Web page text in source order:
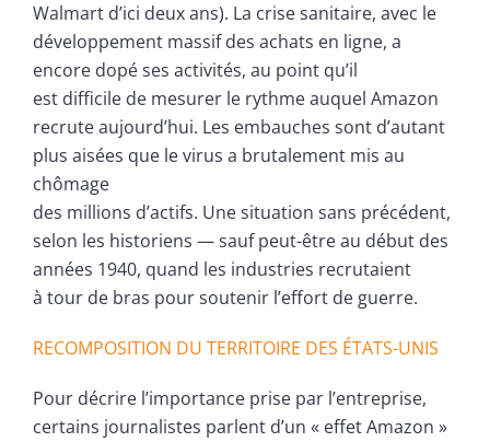
Walmart d’ici deux ans). La crise sanitaire, avec le
développement massif des achats en ligne, a
encore dopé ses activités, au point qu’il
est difficile de mesurer le rythme auquel Amazon
recrute aujourd’hui. Les embauches sont d’autant
plus aisées que le virus a brutalement mis au
chômage
des millions d’actifs. Une situation sans précédent,
selon les historiens — sauf peut-être au début des
années 1940, quand les industries recrutaient
à tour de bras pour soutenir l’effort de guerre.
RECOMPOSITION DU TERRITOIRE DES ÉTATS-UNIS
Pour décrire l’importance prise par l’entreprise,
certains journalistes parlent d’un « effet Amazon »